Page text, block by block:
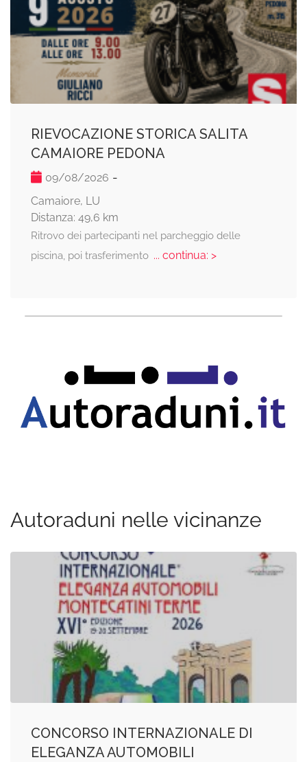
RIEVOCAZIONE STORICA SALITA
CAMAIORE PEDONA
09/08/2026 -
Camaiore, LU
Distanza: 49,6 km
Ritrovo dei partecipanti nel parcheggio delle
piscina, poi trasferimento... continua: >
Autoraduni nelle vicinanze
CONCORSO INTERNAZIONALE DI
ELEGANZA AUTOMOBILI